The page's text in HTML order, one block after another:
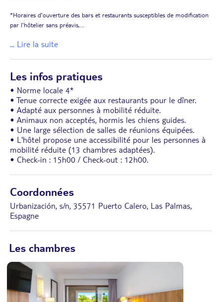
*Horaires d'ouverture des bars et restaurants susceptibles de modification
par l'hôtelier sans préavis,
... Lire la suite
Les infos pratiques
• Norme locale 4*
• Tenue correcte exigée aux restaurants pour le dîner.
• Adapté aux personnes à mobilité réduite.
• Animaux non acceptés, hormis les chiens guides.
• Une large sélection de salles de réunions équipées.
• L'hôtel propose une accessibilité pour les personnes à
mobilité réduite (13 chambres adaptées).
• Check-in : 15h00 / Check-out : 12h00.
Coordonnées
Urbanización, s/n, 35571 Puerto Calero, Las Palmas,
Espagne
Les chambres